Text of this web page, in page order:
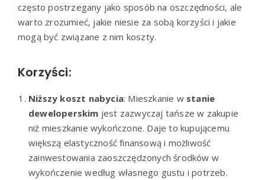
często postrzegany jako sposób na oszczędności, ale
warto zrozumieć, jakie niesie za sobą korzyści i jakie
mogą być związane z nim koszty.
Korzyści:
Niższy koszt nabycia: Mieszkanie w stanie
deweloperskim jest zazwyczaj tańsze w zakupie
niż mieszkanie wykończone. Daje to kupującemu
większą elastyczność finansową i możliwość
zainwestowania zaoszczędzonych środków w
wykończenie według własnego gustu i potrzeb.